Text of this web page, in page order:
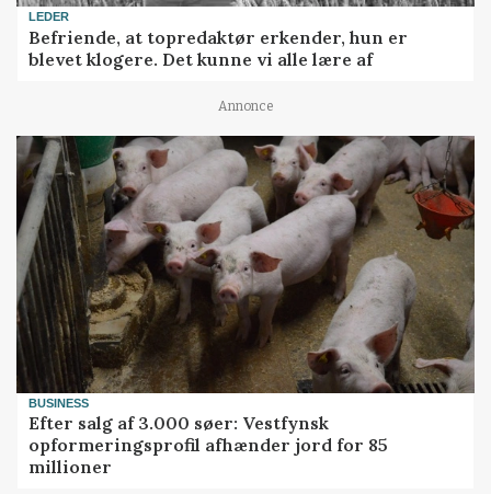
LEDER
Befriende, at topredaktør erkender, hun er
blevet klogere. Det kunne vi alle lære af
Annonce
BUSINESS
Efter salg af 3.000 søer: Vestfynsk
opformeringsprofil afhænder jord for 85
millioner